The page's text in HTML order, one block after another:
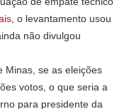
, o levantamento usou
não divulgou
Minas, se as eleições
votos, o que seria a
para presidente da